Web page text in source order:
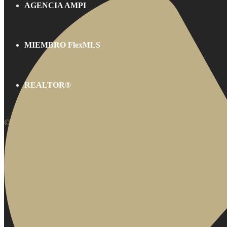
AGENCIA AMPI
MIEMBRO FlexMLS
REALTOR®
© 2025 | CENTURY 21 Riviera Realty. Todos los derechos